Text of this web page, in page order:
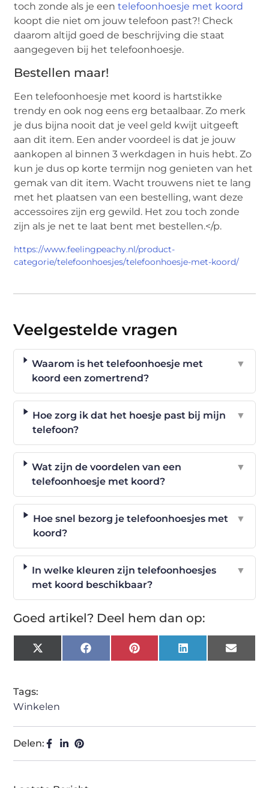
toch zonde als je eentelefoonhoesje met koord
koopt die niet om jouw telefoon past?! Check
daarom altijd goed de beschrijving die staat
aangegeven bij het telefoonhoesje.
Bestellen maar!
Een telefoonhoesje met koord is hartstikke
trendy en ook nog eens erg betaalbaar. Zo merk
je dus bijna nooit dat je veel geld kwijt uitgeeft
aan dit item. Een ander voordeel is dat je jouw
aankopen al binnen 3 werkdagen in huis hebt. Zo
kun je dus op korte termijn nog genieten van het
gemak van dit item. Wacht trouwens niet te lang
met het plaatsen van een bestelling, want deze
accessoires zijn erg gewild. Het zou toch zonde
zijn als je net te laat bent met bestellen.</p.
https://www.feelingpeachy.nl/product-
categorie/telefoonhoesjes/telefoonhoesje-met-koord/
Veelgestelde vragen
Waarom is het telefoonhoesje met
koord een zomertrend?
▼
Hoe zorg ik dat het hoesje past bij mijn
telefoon?
▼
Wat zijn de voordelen van een
telefoonhoesje met koord?
▼
Hoe snel bezorg je telefoonhoesjes met
koord?
▼
In welke kleuren zijn telefoonhoesjes
met koord beschikbaar?
▼
Goed artikel? Deel hem dan op:
X
(Twitter)
FacebookPinterest LinkedIn Email
Tags:
Winkelen
Delen: